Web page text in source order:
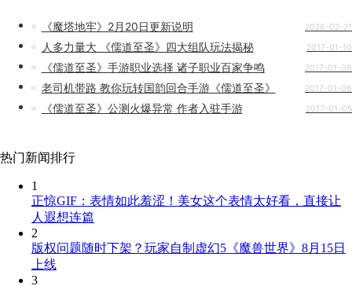
《魔塔地牢》2月20日更新说明 2026-02-21
人多力量大 《儒道至圣》四大组队玩法揭秘 2017-01-10
《儒道至圣》手游职业选择 诸子职业百家争鸣 2017-01-09
老司机带路 教你玩转国韵回合手游《儒道至圣》 2017-01-06
《儒道至圣》公测火爆异常 作者入驻手游 2017-01-05
热门新闻排行
1
正惊GIF：表情如此羞涩！美女这个表情太好看，直接让
人遐想连篇
2
版权问题随时下架？玩家自制虚幻5《魔兽世界》8月15日
上线
3